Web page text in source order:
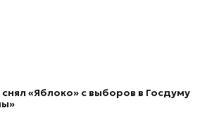
«Яблоко» с выборов в Госдуму